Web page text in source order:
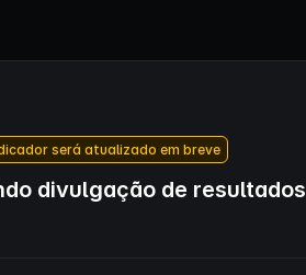
será atualizado em breve
divulgação de resultados